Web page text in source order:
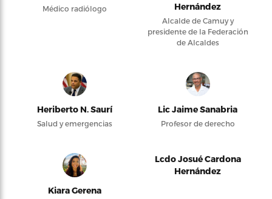
Médico radiólogo
Hernández
Alcalde de Camuy y
presidente de la Federación
de Alcaldes
Heriberto N. Saurí
Salud y emergencias
Lic Jaime Sanabria
Profesor de derecho
Kiara Gerena
Lcdo Josué Cardona
Hernández